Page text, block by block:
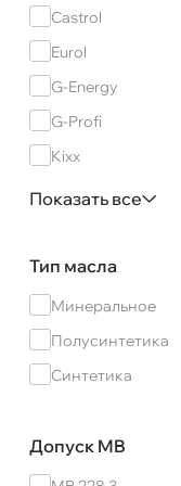
SAE 20W-20
SAE 40
Castrol
Eurol
G-Energy
G-Profi
Kixx
LUXEOIL
MOTUL
Mannol
Mobil
Neste
Показать все
Тип масла
Минеральное
Полусинтетика
Синтетика
Допуск MB